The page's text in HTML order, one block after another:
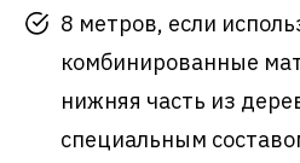
8 метров, если
комбинированные
нижняя часть из
специальным